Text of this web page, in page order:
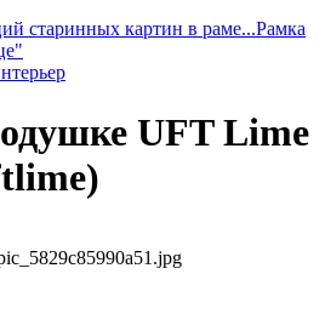
старинных картин в раме...Рамка
UFT Lime